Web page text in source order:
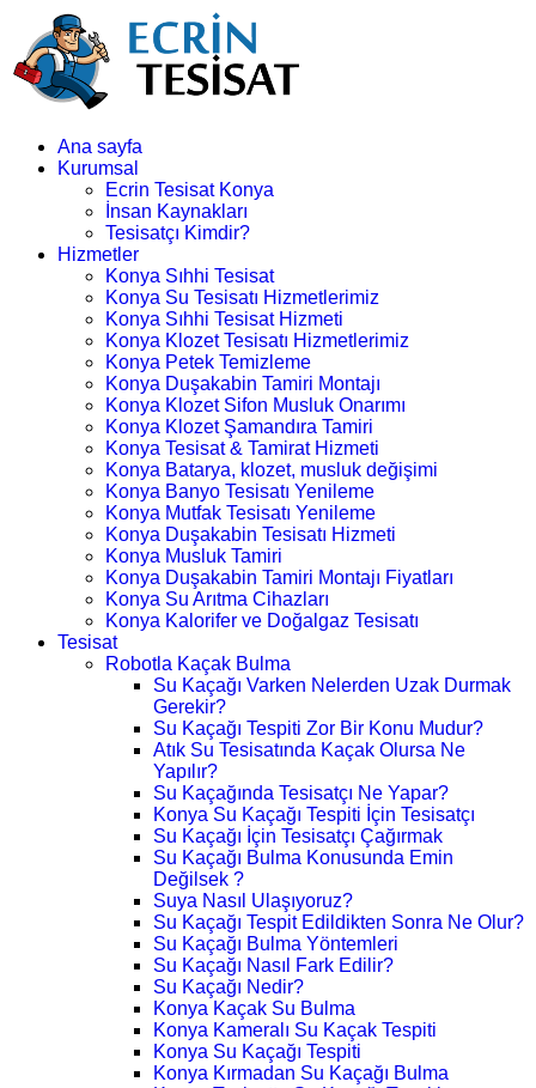
Ana sayfa
Kurumsal
Ecrin Tesisat Konya
İnsan Kaynakları
Tesisatçı Kimdir?
Hizmetler
Konya Sıhhi Tesisat
Konya Su Tesisatı Hizmetlerimiz
Konya Sıhhi Tesisat Hizmeti
Konya Klozet Tesisatı Hizmetlerimiz
Konya Petek Temizleme
Konya Duşakabin Tamiri Montajı
Konya Klozet Sifon Musluk Onarımı
Konya Klozet Şamandıra Tamiri
Konya Tesisat & Tamirat Hizmeti
Konya Batarya, klozet, musluk değişimi
Konya Banyo Tesisatı Yenileme
Konya Mutfak Tesisatı Yenileme
Konya Duşakabin Tesisatı Hizmeti
Konya Musluk Tamiri
Konya Duşakabin Tamiri Montajı Fiyatları
Konya Su Arıtma Cihazları
Konya Kalorifer ve Doğalgaz Tesisatı
Tesisat
Robotla Kaçak Bulma
Su Kaçağı Varken Nelerden Uzak Durmak
Gerekir?
Su Kaçağı Tespiti Zor Bir Konu Mudur?
Atık Su Tesisatında Kaçak Olursa Ne
Yapılır?
Su Kaçağında Tesisatçı Ne Yapar?
Konya Su Kaçağı Tespiti İçin Tesisatçı
Su Kaçağı İçin Tesisatçı Çağırmak
Su Kaçağı Bulma Konusunda Emin
Değilsek ?
Suya Nasıl Ulaşıyoruz?
Su Kaçağı Tespit Edildikten Sonra Ne Olur?
Su Kaçağı Bulma Yöntemleri
Su Kaçağı Nasıl Fark Edilir?
Su Kaçağı Nedir?
Konya Kaçak Su Bulma
Konya Kameralı Su Kaçak Tespiti
Konya Su Kaçağı Tespiti
Konya Kırmadan Su Kaçağı Bulma